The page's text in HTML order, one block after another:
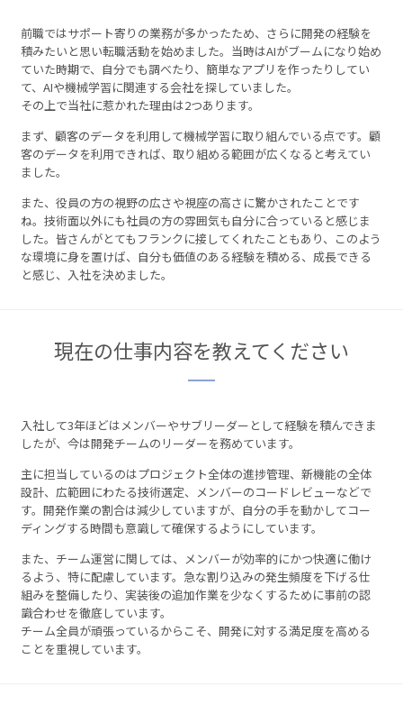
前職ではサポート寄りの業務が多かったため、さらに開発の経験を
積みたいと思い転職活動を始めました。当時はAIがブームになり始め
ていた時期で、自分でも調べたり、簡単なアプリを作ったりしてい
て、AIや機械学習に関連する会社を探していました。
その上で当社に惹かれた理由は2つあります。
まず、顧客のデータを利用して機械学習に取り組んでいる点です。顧
客のデータを利用できれば、取り組める範囲が広くなると考えてい
ました。
また、役員の方の視野の広さや視座の高さに驚かされたことです
ね。技術面以外にも社員の方の雰囲気も自分に合っていると感じま
した。皆さんがとてもフランクに接してくれたこともあり、このよう
な環境に身を置けば、自分も価値のある経験を積める、成長できる
と感じ、入社を決めました。
現在の仕事内容を教えてください
入社して3年ほどはメンバーやサブリーダーとして経験を積んできま
したが、今は開発チームのリーダーを務めています。
主に担当しているのはプロジェクト全体の進捗管理、新機能の全体
設計、広範囲にわたる技術選定、メンバーのコードレビューなどで
す。開発作業の割合は減少していますが、自分の手を動かしてコー
ディングする時間も意識して確保するようにしています。
また、チーム運営に関しては、メンバーが効率的にかつ快適に働け
るよう、特に配慮しています。急な割り込みの発生頻度を下げる仕
組みを整備したり、実装後の追加作業を少なくするために事前の認
識合わせを徹底しています。
チーム全員が頑張っているからこそ、開発に対する満足度を高める
ことを重視しています。